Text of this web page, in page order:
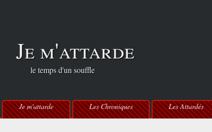
Je m'attarde
le temps d'un souffle
Je m'attarde Les Chroniques Les Attardés